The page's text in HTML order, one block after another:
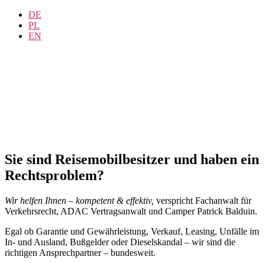
DE
PL
EN
Sie sind Reisemobilbesitzer und haben ein
Rechtsproblem?
Wir helfen Ihnen – kompetent & effektiv, verspricht Fachanwalt für
Verkehrsrecht, ADAC Vertragsanwalt und Camper Patrick Balduin.
Egal ob Garantie und Gewährleistung, Verkauf, Leasing, Unfälle im
In- und Ausland, Bußgelder oder Dieselskandal – wir sind die
richtigen Ansprechpartner – bundesweit.